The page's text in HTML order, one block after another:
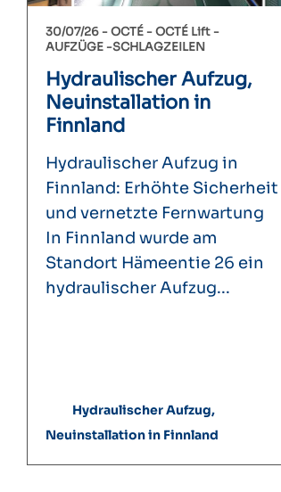
30/07/26 -OCTÉ
OCTÉ Lift
AUFZÜGE SCHLAGZEILEN
Hydraulischer Aufzug,
Neuinstallation in
Finnland
Hydraulischer Aufzug in
Finnland: Erhöhte Sicherheit
und vernetzte Fernwartung
In Finnland wurde am
Standort Hämeentie 26 ein
hydraulischer Aufzug...
Hydraulischer Aufzug,
Neuinstallation in Finnland